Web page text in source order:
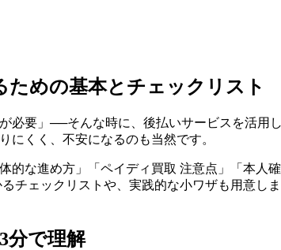
ための基本とチェックリスト
必要」──そんな時に、後払いサービスを活
にくく、不安になるのも当然です。
な進め方」「ペイディ買取 注意点」「本人
チェックリストや、実践的な小ワザも用意
分で理解